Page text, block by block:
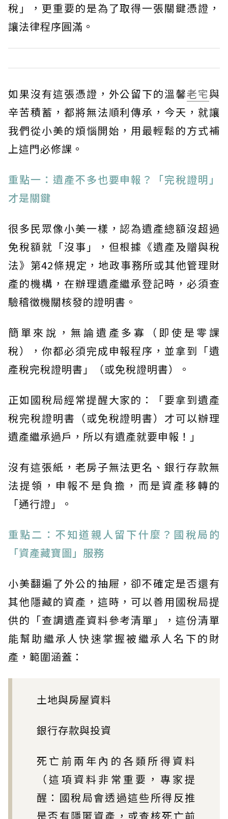
稅」，更重要的是為了取得一張關鍵憑證，
讓法律程序圓滿。
如果沒有這張憑證，外公留下的溫馨老宅與
辛苦積蓄，都將無法順利傳承，今天，就讓
我們從小美的煩惱開始，用最輕鬆的方式補
上這門必修課。
重點一：遺產不多也要申報？「完稅證明」
才是關鍵
很多民眾像小美一樣，認為遺產總額沒超過
免稅額就「沒事」，但根據《遺產及贈與稅
法》第42條規定，地政事務所或其他管理財
產的機構，在辦理遺產繼承登記時，必須查
驗稽徵機關核發的證明書。
簡單來說，無論遺產多寡（即使是零課
稅），你都必須完成申報程序，並拿到「遺
產稅完稅證明書」（或免稅證明書）。
正如國稅局經常提醒大家的：「要拿到遺產
稅完稅證明書（或免稅證明書）才可以辦理
遺產繼承過戶，所以有遺產就要申報！」
沒有這張紙，老房子無法更名、銀行存款無
法提領，申報不是負擔，而是資產移轉的
「通行證」。
重點二：不知道親人留下什麼？國稅局的
「資產藏寶圖」服務
小美翻遍了外公的抽屜，卻不確定是否還有
其他隱藏的資產，這時，可以善用國稅局提
供的「查調遺產資料參考清單」，這份清單
能幫助繼承人快速掌握被繼承人名下的財
產，範圍涵蓋：
土地與房屋資料
銀行存款與投資
死亡前兩年內的各類所得資料
（這項資料非常重要，專家提
醒：國稅局會透過這些所得反推
是否有隱匿資產，或查核死亡前